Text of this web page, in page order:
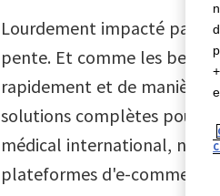
Lourdement impacté par
pente. Et comme les
rapidement et de manière
solutions complètes pour
médical international, nos
plateformes d'e-